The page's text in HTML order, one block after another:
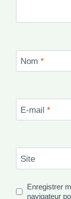
Nom *
E-mail *
Site
Enregistrer
navigateur